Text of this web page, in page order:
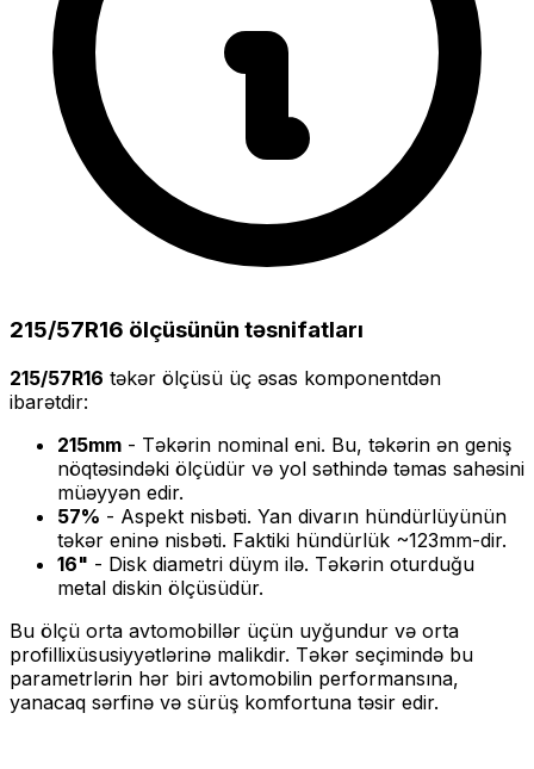
215/57R16 ölçüsünün təsnifatları
215/57R16 təkər ölçüsü üç əsas komponentdən
ibarətdir:
215mm - Təkərin nominal eni. Bu, təkərin ən geniş
nöqtəsindəki ölçüdür və yol səthində təmas sahəsini
müəyyən edir.
57% - Aspekt nisbəti. Yan divarın hündürlüyünün
təkər eninə nisbəti. Faktiki hündürlük ~123mm-dir.
16" - Disk diametri düym ilə. Təkərin oturduğu
metal diskin ölçüsüdür.
Bu ölçü orta avtomobillər üçün uyğundur və orta
profillixüsusiyyətlərinə malikdir. Təkər seçimində bu
parametrlərin hər biri avtomobilin performansına,
yanacaq sərfinə və sürüş komfortuna təsir edir.